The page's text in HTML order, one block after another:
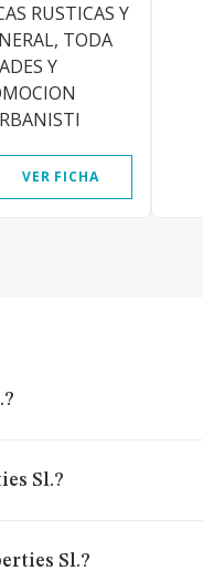
RUSTICAS Y
TODA
Y
VER FICHA
Sl.?
Sl.?